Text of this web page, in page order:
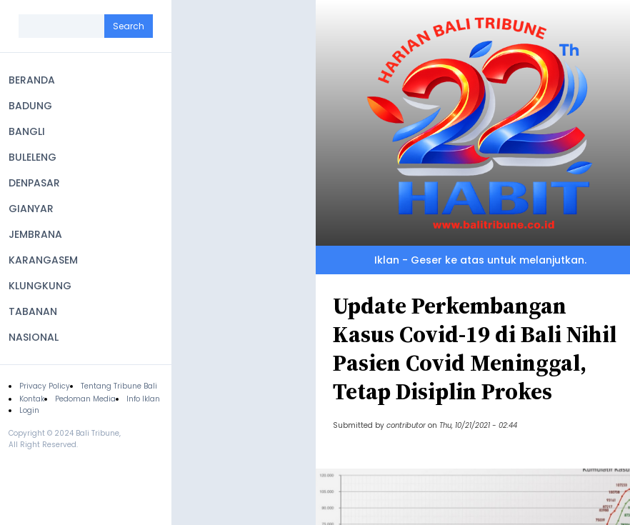
navigation
BERANDA
BADUNG
BANGLI
BULELENG
DENPASAR
GIANYAR
JEMBRANA
KARANGASEM
KLUNGKUNG
TABANAN
NASIONAL
Footer
Privacy Policy
Tentang Tribune Bali
Kontak
Pedoman Media
Info Iklan
Login
Copyright © 2024 Bali Tribune,
All Right Reserved.
Iklan - Geser ke atas untuk melanjutkan.
Update Perkembangan
Kasus Covid-19 di Bali Nihil
Pasien Covid Meninggal,
Tetap Disiplin Prokes
Submitted by contributor on Thu, 10/21/2021 - 02:44